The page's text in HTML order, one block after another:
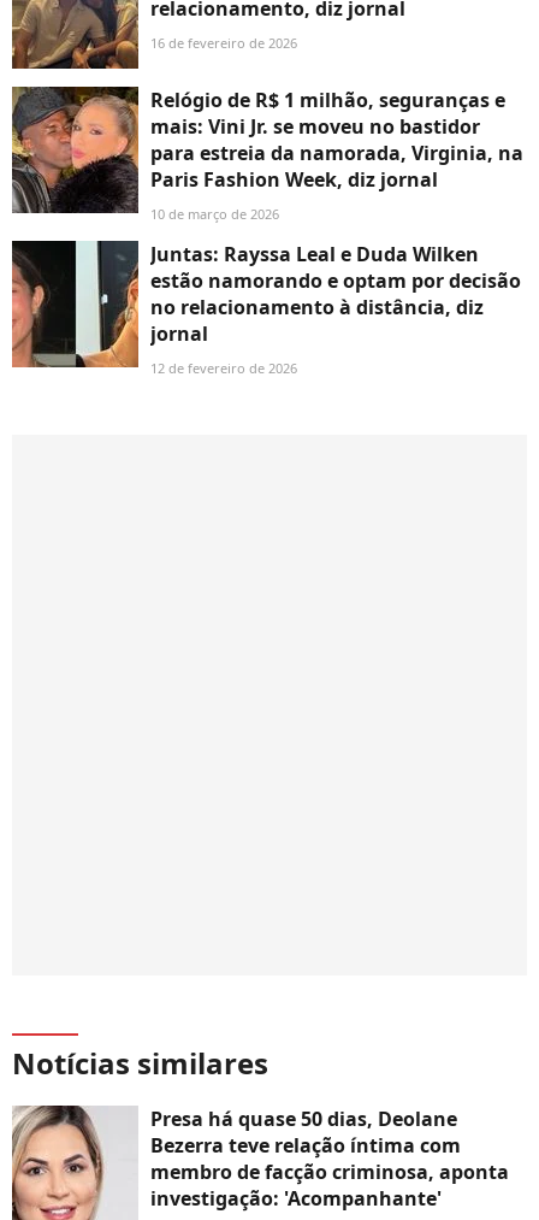
relacionamento, diz jornal
16 de fevereiro de 2026
Relógio de R$ 1 milhão, seguranças e
mais: Vini Jr. se moveu no bastidor
para estreia da namorada, Virginia, na
Paris Fashion Week, diz jornal
10 de março de 2026
Juntas: Rayssa Leal e Duda Wilken
estão namorando e optam por decisão
no relacionamento à distância, diz
jornal
12 de fevereiro de 2026
Notícias similares
Presa há quase 50 dias, Deolane
Bezerra teve relação íntima com
membro de facção criminosa, aponta
investigação: 'Acompanhante'